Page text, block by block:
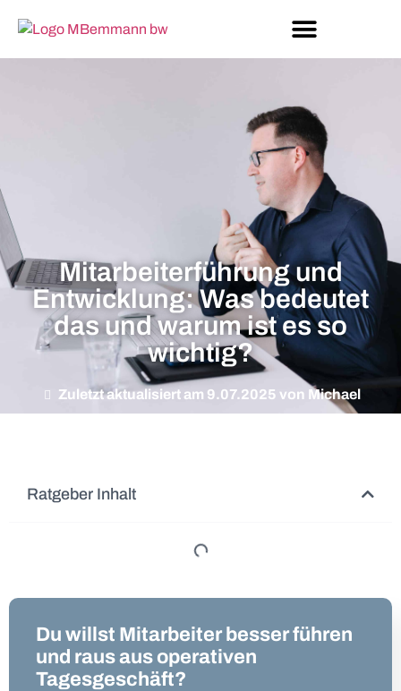
Mitarbeiterführung und
Entwicklung: Was bedeutet
das und warum ist es so
wichtig?
Zuletzt aktualisiert am 9.07.2025 von Michael
Ratgeber Inhalt
Du willst Mitarbeiter besser führen
und raus aus operativen
Tagesgeschäft?